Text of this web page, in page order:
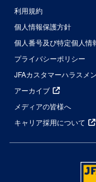
利用規約
個人情報保護方針
個人番号及び特定個人情
プライバシーポリシー
JFAカスタマーハラスメ
アーカイブ
メディアの皆様へ
キャリア採用について